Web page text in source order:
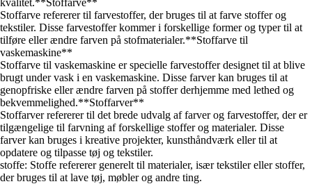
Stoffarve refererer til farvestoffer, der bruges til at farve stoffer og
tekstiler. Disse farvestoffer kommer i forskellige former og typer til at
tilføre eller ændre farven på stofmaterialer.**Stoffarve til
vaskemaskine**
Stoffarve til vaskemaskine er specielle farvestoffer designet til at blive
brugt under vask i en vaskemaskine. Disse farver kan bruges til at
genopfriske eller ændre farven på stoffer derhjemme med lethed og
bekvemmelighed.**Stoffarver**
Stoffarver refererer til det brede udvalg af farver og farvestoffer, der er
tilgængelige til farvning af forskellige stoffer og materialer. Disse
farver kan bruges i kreative projekter, kunsthåndværk eller til at
opdatere og tilpasse tøj og tekstiler.
stoffe: Stoffe refererer generelt til materialer, især tekstiler eller stoffer,
der bruges til at lave tøj, møbler og andre ting.